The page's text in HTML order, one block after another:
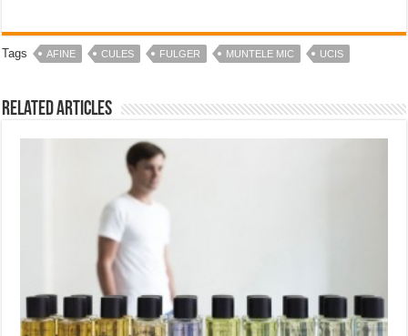
Tags AFINE CULES FULGER MUNTELE MIC UCIS
Related Articles